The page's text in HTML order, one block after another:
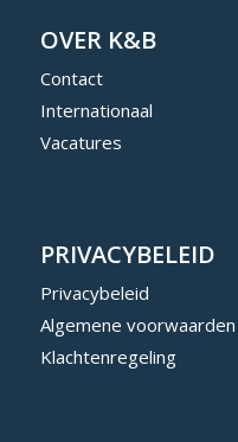
OVER K&B
Contact
Internationaal
Vacatures
PRIVACYBELEID
Privacybeleid
Algemene voorwaarden
Klachtenregeling